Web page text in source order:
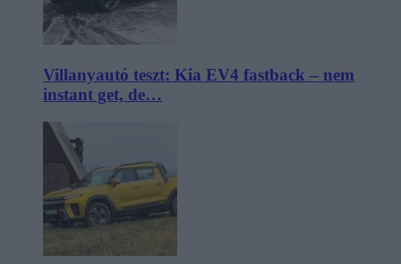
Villanyautó teszt: Kia EV4 fastback – nem
instant get, de…